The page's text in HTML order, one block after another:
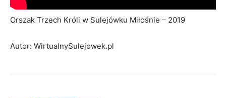
Orszak Trzech Króli w Sulejówku Miłośnie – 2019
Autor: WirtualnySulejowek.pl